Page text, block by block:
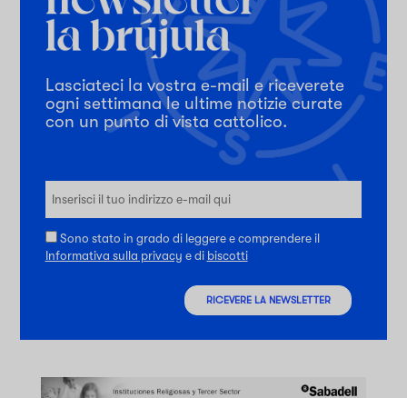
Lasciateci la vostra e-mail e riceverete
ogni settimana le ultime notizie curate
con un punto di vista cattolico.
Sono stato in grado di leggere e comprendere il
Informativa sulla privacy e di biscotti
RICEVERE LA NEWSLETTER